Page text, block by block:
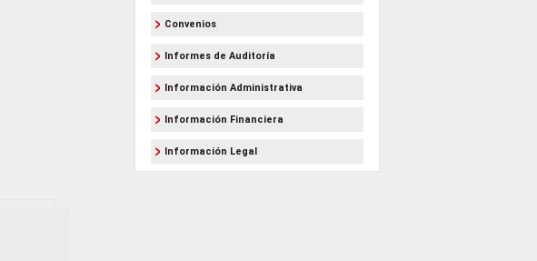
Convenios
Informes de Auditoría
Información Administrativa
Información Financiera
Información Legal